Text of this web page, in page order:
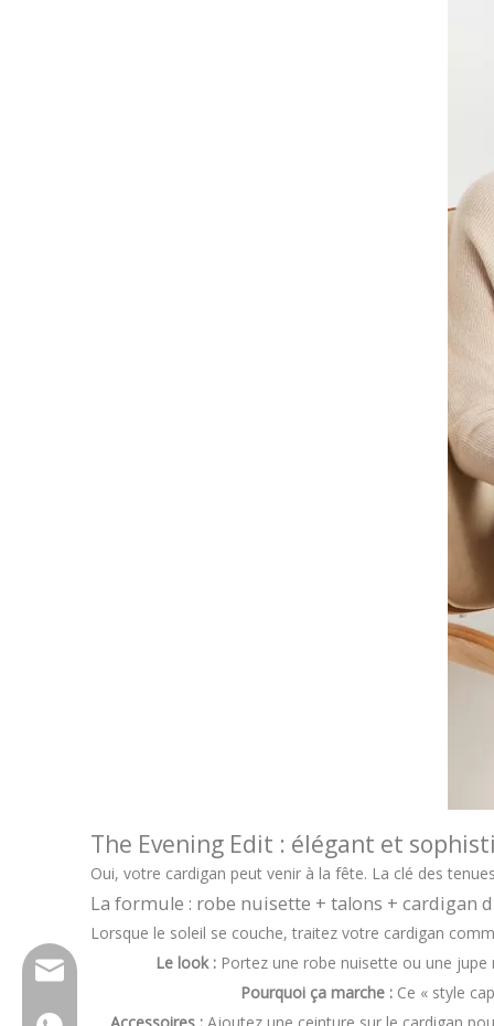
The Evening Edit : élégant et
Oui, votre cardigan peut venir à la fête. La clé des
La formule : robe nuisette + talons + cardigan
Lorsque le soleil se couche, traitez votre cardigan
Le look : Portez une robe nuisette ou une jupe
Pourquoi ça marche : Ce « style
wfs810@wfscashmere.com